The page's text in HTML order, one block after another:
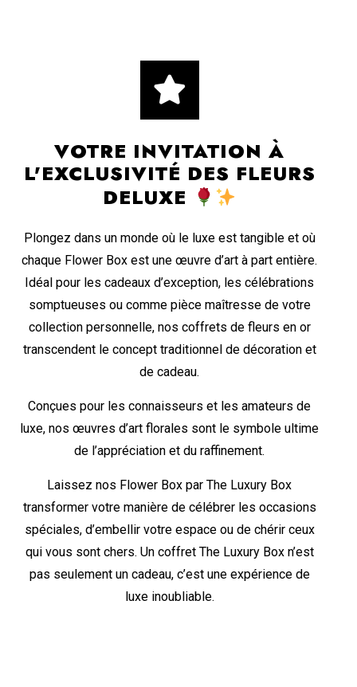
VOTRE INVITATION À
L'EXCLUSIVITÉ DES FLEURS
DELUXE
Plongez dans un monde où le luxe est tangible et où
chaque Flower Box est une œuvre d’art à part entière.
Idéal pour les cadeaux d’exception, les célébrations
somptueuses ou comme pièce maîtresse de votre
collection personnelle, nos coffrets de fleurs en or
transcendent le concept traditionnel de décoration et
de cadeau.
Conçues pour les connaisseurs et les amateurs de
luxe, nos œuvres d’art florales sont le symbole ultime
de l’appréciation et du raffinement.
Laissez nos Flower Box par The Luxury Box
transformer votre manière de célébrer les occasions
spéciales, d’embellir votre espace ou de chérir ceux
qui vous sont chers. Un coffret The Luxury Box n’est
pas seulement un cadeau, c’est une expérience de
luxe inoubliable.